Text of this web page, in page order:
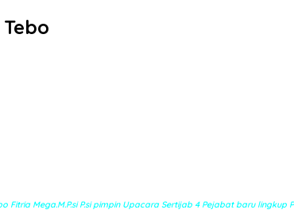
Fitria Mega.M.P.si P.si pimpin Upacara Sertijab 4 Pejabat baru lingkup